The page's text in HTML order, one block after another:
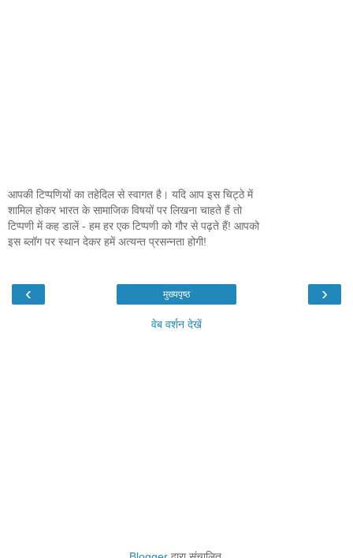
आपकी टिप्पणियों का तहेदिल से स्वागत है। यदि आप इस चिट्ठे में
शामिल होकर भारत के सामाजिक विषयों पर लिखना चाहते हैं तो
टिप्पणी में कह डालें - हम हर एक टिप्पणी को गौर से पढ़ते हैं! आपको
इस ब्लॉग पर स्थान देकर हमें अत्यन्त प्रसन्नता होगी!
‹ ›
मुख्यपृष्ठ
वेब वर्शन देखें